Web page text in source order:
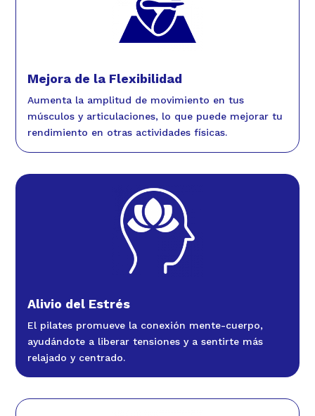
Mejora de la Flexibilidad
Aumenta la amplitud de movimiento en tus
músculos y articulaciones, lo que puede mejorar tu
rendimiento en otras actividades físicas.
Alivio del Estrés
El pilates promueve la conexión mente-cuerpo,
ayudándote a liberar tensiones y a sentirte más
relajado y centrado.